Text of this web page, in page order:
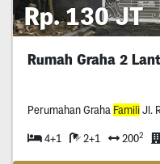
Rp. 130 JT
Rumah Graha 2
Perumahan Graha FamiliJl.
4+1 2+1 2002